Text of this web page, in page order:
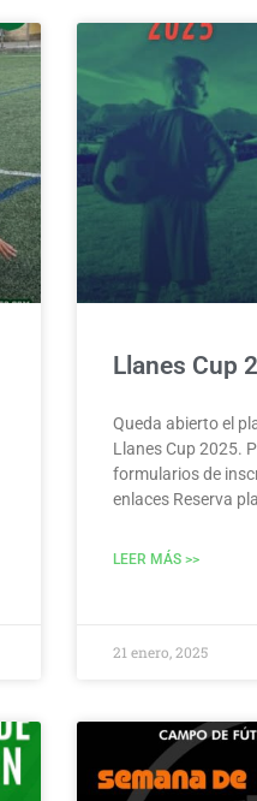
Llanes Cup
Queda abierto el
Llanes Cup 2025.
formularios de
enlaces Reserva
LEER MÁS >>
21 enero, 2025